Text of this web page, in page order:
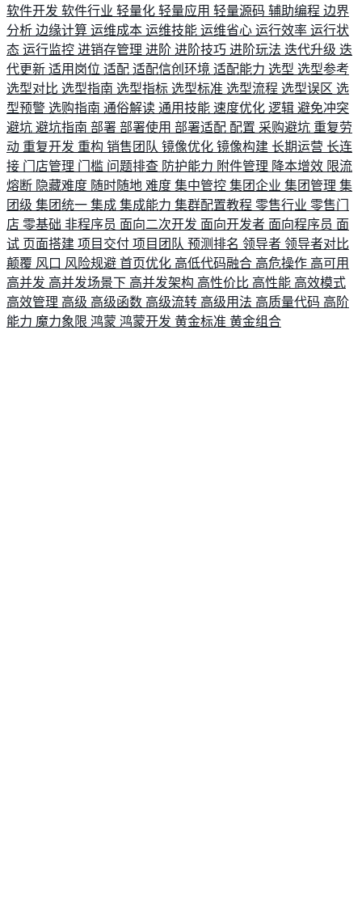
软件开发 软件行业 轻量化 轻量应用 轻量源码 辅助编程 边界
分析 边缘计算 运维成本 运维技能 运维省心 运行效率 运行状
态 运行监控 进销存管理 进阶 进阶技巧 进阶玩法 迭代升级 迭
代更新 适用岗位 适配 适配信创环境 适配能力 选型 选型参考
选型对比 选型指南 选型指标 选型标准 选型流程 选型误区 选
型预警 选购指南 通俗解读 通用技能 速度优化 逻辑 避免冲突
避坑 避坑指南 部署 部署使用 部署适配 配置 采购避坑 重复劳
动 重复开发 重构 销售团队 镜像优化 镜像构建 长期运营 长连
接 门店管理 门槛 问题排查 防护能力 附件管理 降本增效 限流
熔断 隐藏难度 随时随地 难度 集中管控 集团企业 集团管理 集
团级 集团统一 集成 集成能力 集群配置教程 零售行业 零售门
店 零基础 非程序员 面向二次开发 面向开发者 面向程序员 面
试 页面搭建 项目交付 项目团队 预测排名 领导者 领导者对比
颠覆 风口 风险规避 首页优化 高低代码融合 高危操作 高可用
高并发 高并发场景下 高并发架构 高性价比 高性能 高效模式
高效管理 高级 高级函数 高级流转 高级用法 高质量代码 高阶
能力 魔力象限 鸿蒙 鸿蒙开发 黄金标准 黄金组合